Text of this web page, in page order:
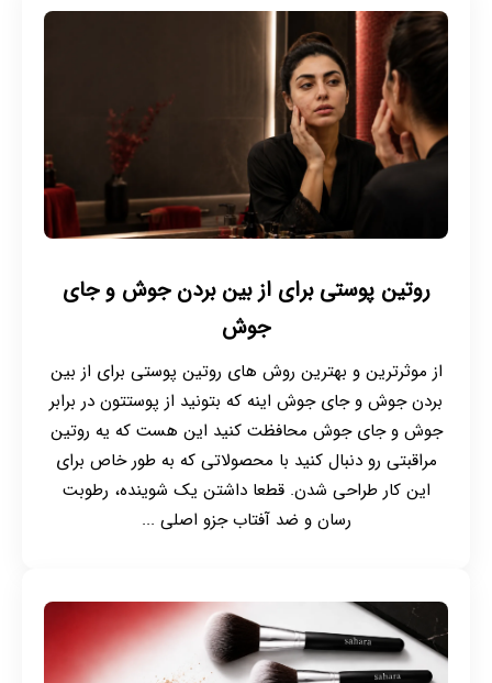
روتین پوستی برای از بین بردن جوش و جای
جوش
از موثرترین و بهترین روش های روتین پوستی برای از بین
بردن جوش و جای جوش اینه که بتونید از پوستتون در برابر
جوش و جای جوش محافظت کنید این هست که یه روتین
مراقبتی رو دنبال کنید با محصولاتی که به طور خاص برای
این کار طراحی شدن. قطعا داشتن یک شوینده، رطوبت
رسان و ضد آفتاب جزو اصلی ...